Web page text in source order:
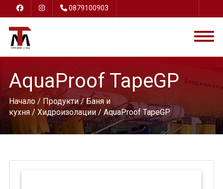
0879100903
AquaProof TapeGP
Начало/ Продукти/Баня и
кухня/ Хидроизолации/ AquaProof TapeGP